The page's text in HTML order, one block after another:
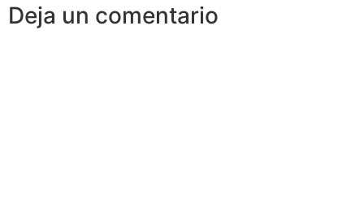
Deja un comentario